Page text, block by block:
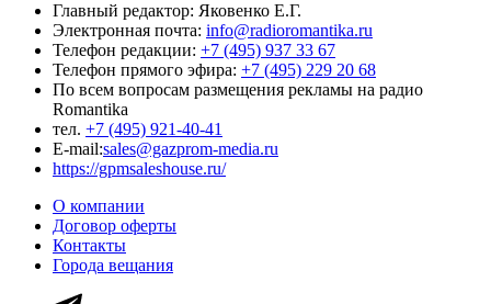
Главный редактор: Яковенко Е.Г.
Электронная почта: info@radioromantika.ru
Телефон редакции: +7 (495) 937 33 67
Телефон прямого эфира: +7 (495) 229 20 68
По всем вопросам размещения рекламы на радио
Romantika
тел. +7 (495) 921-40-41
E-mail:sales@gazprom-media.ru
https://gpmsaleshouse.ru/
О компании
Договор оферты
Контакты
Города вещания